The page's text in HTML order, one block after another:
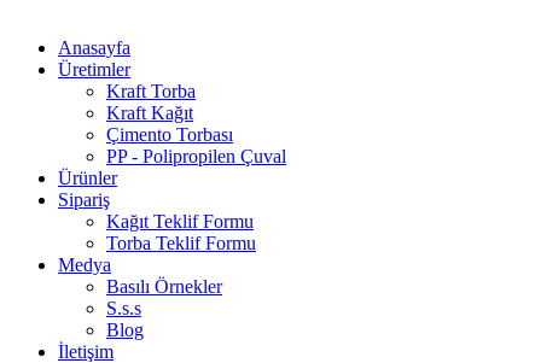
Anasayfa
Üretimler
Kraft Torba
Kraft Kağıt
Çimento Torbası
PP - Polipropilen Çuval
Ürünler
Sipariş
Kağıt Teklif Formu
Torba Teklif Formu
Medya
Basılı Örnekler
S.s.s
Blog
İletişim